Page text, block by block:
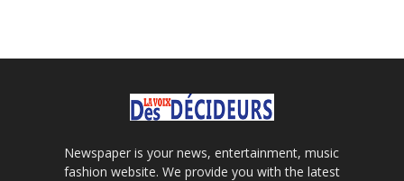
Newspaper is your news, entertainment, music
fashion website. We provide you with the latest